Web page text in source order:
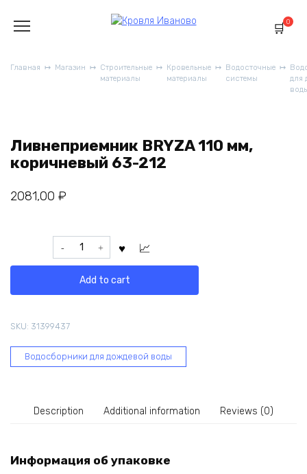
содержанию
0
Главная Магазин
Строительные
материалы
Кровельные
материалы
Водосточные
системы
для
Ливнеприемник BRYZA 110 мм,
коричневый 63-212
2081,00 ₽
Ливнеприемник
BRYZA
212
Add to cart
SKU: 31399437
Водосборники для дождевой воды
Description Additional information Reviews (0)
Информация об упаковке